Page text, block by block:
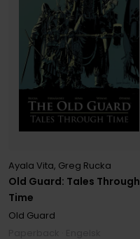
Old Guard: Tales Through
Time
Ayala Vita, Greg Rucka
Old Guard